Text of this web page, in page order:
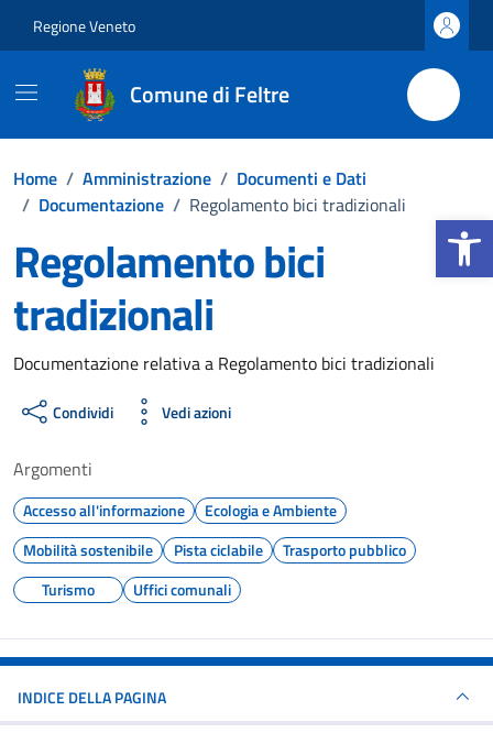
Apri la
Regione Veneto
Comune di Feltre
Home / Amministrazione / Documenti e Dati
/ Documentazione / Regolamento bici tradizionali
Regolamento bici
tradizionali
Dettagli del documento
Documentazione relativa a Regolamento bici tradizionali
Condividi Vedi azioni
Argomenti
Accesso all'informazione
Ecologia e Ambiente
Mobilità sostenibile
Pista ciclabile
Trasporto pubblico
Turismo
Uffici comunali
INDICE DELLA PAGINA